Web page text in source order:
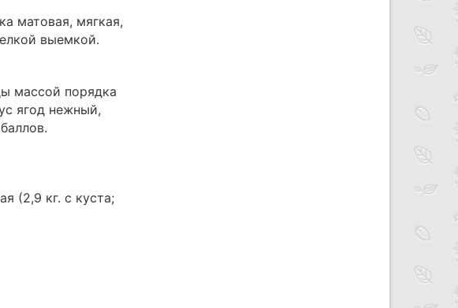
матовая, мягкая,
выемкой.
массой порядка
ягод нежный,
(2,9 кг. с куста;